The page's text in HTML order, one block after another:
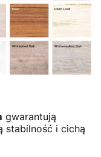
gwarantują
stabilność i cichą